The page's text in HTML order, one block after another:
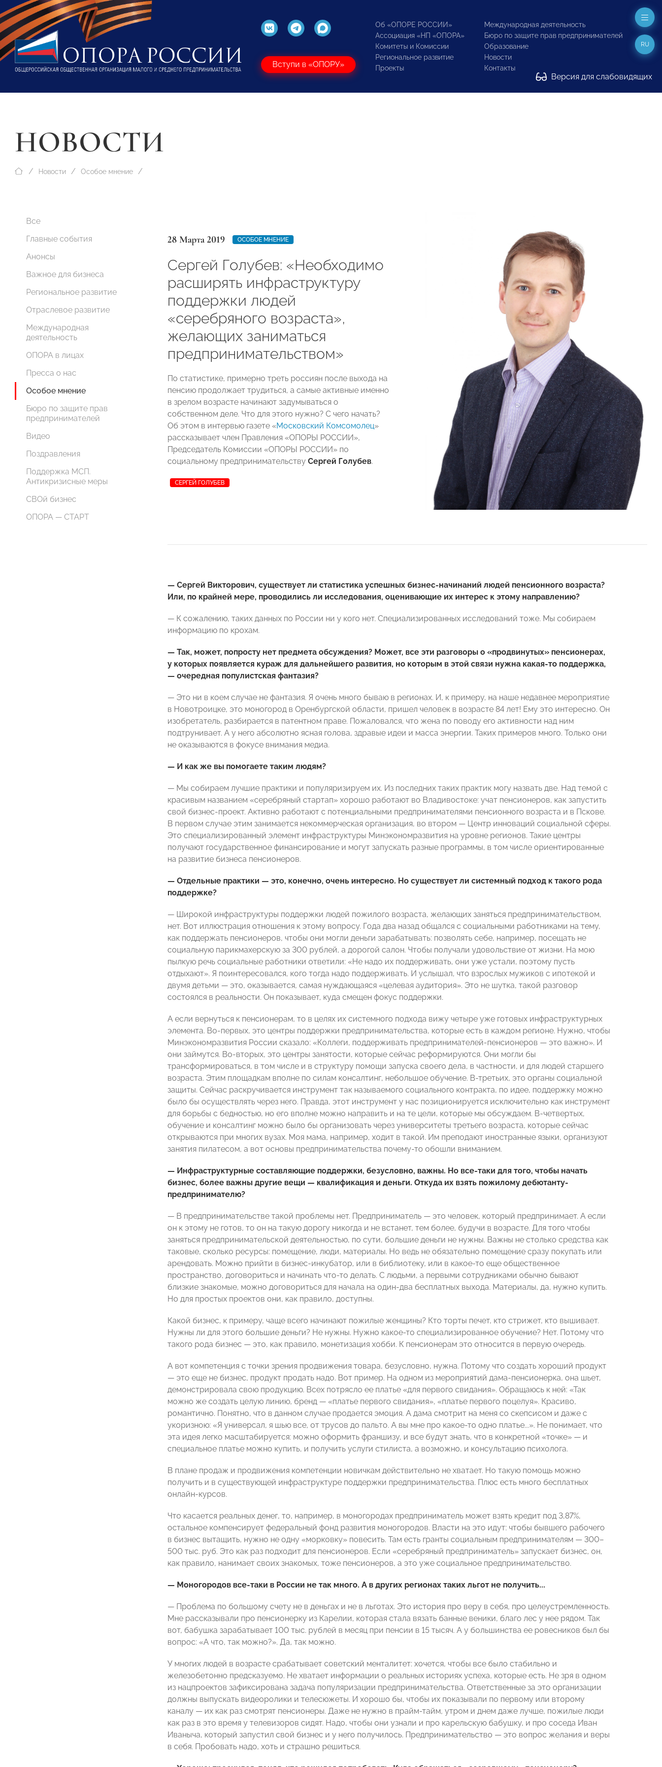
Вступи в «ОПОРУ»
Об «ОПОРЕ РОССИИ»
Ассоциация «НП «ОПОРА»
Комитеты и Комиссии
Региональное развитие
Проекты
Международная деятельность
Бюро по защите прав предпринимателей
Образование
Новости
Контакты
Версия для слабовидящих
RU
НОВОСТИ
Новости Особое мнение
Все
Главные события
Анонсы
Важное для бизнеса
Региональное развитие
Отраслевое развитие
Международная
деятельность
ОПОРА в лицах
Пресса о нас
Особое мнение
Бюро по защите прав
предпринимателей
Видео
Поздравления
Поддержка МСП.
Антикризисные меры
СВОй бизнес
ОПОРА — СТАРТ
28 Марта 2019 ОСОБОЕ МНЕНИЕ
Сергей Голубев: «Необходимо
расширять инфраструктуру
поддержки людей
«серебряного возраста»,
желающих заниматься
предпринимательством»
По статистике, примерно треть россиян после выхода на
пенсию продолжает трудиться, а самые активные именно
в зрелом возрасте начинают задумываться о
собственном деле. Что для этого нужно? С чего начать?
Об этом в интервью газете «Московский Комсомолец»
рассказывает член Правления «ОПОРЫ РОССИИ»,
Председатель Комиссии «ОПОРЫ РОССИИ» по
социальному предпринимательству Сергей Голубев.
СЕРГЕЙ ГОЛУБЕВ
— Сергей Викторович, существует ли статистика успешных бизнес-начинаний людей пенсионного возраста?
Или, по крайней мере, проводились ли исследования, оценивающие их интерес к этому направлению?
— К сожалению, таких данных по России ни у кого нет. Специализированных исследований тоже. Мы собираем
информацию по крохам.
— Так, может, попросту нет предмета обсуждения? Может, все эти разговоры о «продвинутых» пенсионерах,
у которых появляется кураж для дальнейшего развития, но которым в этой связи нужна какая-то поддержка,
— очередная популистская фантазия?
— Это ни в коем случае не фантазия. Я очень много бываю в регионах. И, к примеру, на наше недавнее мероприятие
в Новотроицке, это моногород в Оренбургской области, пришел человек в возрасте 84 лет! Ему это интересно. Он
изобретатель, разбирается в патентном праве. Пожаловался, что жена по поводу его активности над ним
подтрунивает. А у него абсолютно ясная голова, здравые идеи и масса энергии. Таких примеров много. Только они
не оказываются в фокусе внимания медиа.
— И как же вы помогаете таким людям?
— Мы собираем лучшие практики и популяризируем их. Из последних таких практик могу назвать две. Над темой с
красивым названием «серебряный стартап» хорошо работают во Владивостоке: учат пенсионеров, как запустить
свой бизнес-проект. Активно работают с потенциальными предпринимателями пенсионного возраста и в Пскове.
В первом случае этим занимается некоммерческая организация, во втором — Центр инноваций социальной сферы.
Это специализированный элемент инфраструктуры Минэкономразвития на уровне регионов. Такие центры
получают государственное финансирование и могут запускать разные программы, в том числе ориентированные
на развитие бизнеса пенсионеров.
— Отдельные практики — это, конечно, очень интересно. Но существует ли системный подход к такого рода
поддержке?
— Широкой инфраструктуры поддержки людей пожилого возраста, желающих заняться предпринимательством,
нет. Вот иллюстрация отношения к этому вопросу. Года два назад общался с социальными работниками на тему,
как поддержать пенсионеров, чтобы они могли деньги зарабатывать: позволять себе, например, посещать не
социальную парикмахерскую за 300 рублей, а дорогой салон. Чтобы получали удовольствие от жизни. На мою
пылкую речь социальные работники ответили: «Не надо их поддерживать, они уже устали, поэтому пусть
отдыхают». Я поинтересовался, кого тогда надо поддерживать. И услышал, что взрослых мужиков с ипотекой и
двумя детьми — это, оказывается, самая нуждающаяся «целевая аудитория». Это не шутка, такой разговор
состоялся в реальности. Он показывает, куда смещен фокус поддержки.
А если вернуться к пенсионерам, то в целях их системного подхода вижу четыре уже готовых инфраструктурных
элемента. Во-первых, это центры поддержки предпринимательства, которые есть в каждом регионе. Нужно, чтобы
Минэкономразвития России сказало: «Коллеги, поддерживать предпринимателей-пенсионеров — это важно». И
они займутся. Во-вторых, это центры занятости, которые сейчас реформируются. Они могли бы
трансформироваться, в том числе и в структуру помощи запуска своего дела, в частности, и для людей старшего
возраста. Этим площадкам вполне по силам консалтинг, небольшое обучение. В-третьих, это органы социальной
защиты. Сейчас раскручивается инструмент так называемого социального контракта, по идее, поддержку можно
было бы осуществлять через него. Правда, этот инструмент у нас позиционируется исключительно как инструмент
для борьбы с бедностью, но его вполне можно направить и на те цели, которые мы обсуждаем. В-четвертых,
обучение и консалтинг можно было бы организовать через университеты третьего возраста, которые сейчас
открываются при многих вузах. Моя мама, например, ходит в такой. Им преподают иностранные языки, организуют
занятия пилатесом, а вот основы предпринимательства почему-то обошли вниманием.
— Инфраструктурные составляющие поддержки, безусловно, важны. Но все-таки для того, чтобы начать
бизнес, более важны другие вещи — квалификация и деньги. Откуда их взять пожилому дебютанту-
предпринимателю?
— В предпринимательстве такой проблемы нет. Предприниматель — это человек, который предпринимает. А если
он к этому не готов, то он на такую дорогу никогда и не встанет, тем более, будучи в возрасте. Для того чтобы
заняться предпринимательской деятельностью, по сути, большие деньги не нужны. Важны не столько средства как
таковые, сколько ресурсы: помещение, люди, материалы. Но ведь не обязательно помещение сразу покупать или
арендовать. Можно прийти в бизнес-инкубатор, или в библиотеку, или в какое-то еще общественное
пространство, договориться и начинать что-то делать. С людьми, а первыми сотрудниками обычно бывают
близкие знакомые, можно договориться для начала на один-два бесплатных выхода. Материалы, да, нужно купить.
Но для простых проектов они, как правило, доступны.
Какой бизнес, к примеру, чаще всего начинают пожилые женщины? Кто торты печет, кто стрижет, кто вышивает.
Нужны ли для этого большие деньги? Не нужны. Нужно какое-то специализированное обучение? Нет. Потому что
такого рода бизнес — это, как правило, монетизация хобби. К пенсионерам это относится в первую очередь.
А вот компетенция с точки зрения продвижения товара, безусловно, нужна. Потому что создать хороший продукт
— это еще не бизнес, продукт продать надо. Вот пример. На одном из мероприятий дама-пенсионерка, она шьет,
демонстрировала свою продукцию. Всех потрясло ее платье «для первого свидания». Обращаюсь к ней: «Так
можно же создать целую линию, бренд — «платье первого свидания», «платье первого поцелуя». Красиво,
романтично. Понятно, что в данном случае продается эмоция. А дама смотрит на меня со скепсисом и даже с
укоризною: «Я универсал, я шью все, от трусов до пальто. А вы мне про какое-то одно платье...». Не понимает, что
эта идея легко масштабируется: можно оформить франшизу, и все будут знать, что в конкретной «точке» — и
специальное платье можно купить, и получить услуги стилиста, а возможно, и консультацию психолога.
В плане продаж и продвижения компетенции новичкам действительно не хватает. Но такую помощь можно
получить и в существующей инфраструктуре поддержки предпринимательства. Плюс есть много бесплатных
онлайн-курсов.
Что касается реальных денег, то, например, в моногородах предприниматель может взять кредит под 3,87%,
остальное компенсирует федеральный фонд развития моногородов. Власти на это идут: чтобы бывшего рабочего
в бизнес вытащить, нужно не одну «морковку» повесить. Там есть гранты социальным предпринимателям — 300–
500 тыс. руб. Это как раз подходит для пенсионеров. Если «серебряный предприниматель» запускает бизнес, он,
как правило, нанимает своих знакомых, тоже пенсионеров, а это уже социальное предпринимательство.
— Моногородов все-таки в России не так много. А в других регионах таких льгот не получить...
— Проблема по большому счету не в деньгах и не в льготах. Это история про веру в себя, про целеустремленность.
Мне рассказывали про пенсионерку из Карелии, которая стала вязать банные веники, благо лес у нее рядом. Так
вот, бабушка зарабатывает 100 тыс. рублей в месяц при пенсии в 15 тысяч. А у большинства ее ровесников был бы
вопрос: «А что, так можно?». Да, так можно.
У многих людей в возрасте срабатывает советский менталитет: хочется, чтобы все было стабильно и
железобетонно предсказуемо. Не хватает информации о реальных историях успеха, которые есть. Не зря в одном
из нацпроектов зафиксирована задача популяризации предпринимательства. Ответственные за это организации
должны выпускать видеоролики и телесюжеты. И хорошо бы, чтобы их показывали по первому или второму
каналу — их как раз смотрят пенсионеры. Даже не нужно в прайм-тайм, утром и днем даже лучше, пожилые люди
как раз в это время у телевизоров сидят. Надо, чтобы они узнали и про карельскую бабушку, и про соседа Иван
Иваныча, который запустил свой бизнес и у него получилось. Предпринимательство — это вопрос желания и веры
в себя. Пробовать надо, хоть и страшно решиться.